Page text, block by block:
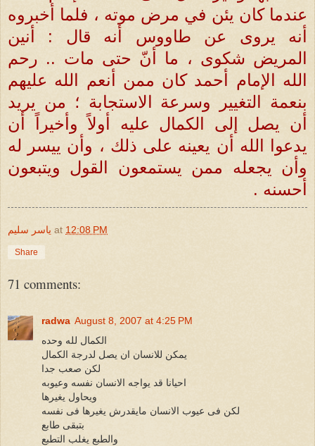
عندما كان يئن في مرض موته ، فلما أخبروه
أنه يروى عن طاووس أنه قال : أنين
المريض شكوى ، ما أنّ حتى مات .. رحم
الله الإمام أحمد كان ممن أنعم الله عليهم
بنعمة التغيير وسرعة الاستجابة ؛ من يريد
أن يصل إلى الكمال عليه أولاً وأخيراً أن
يدعوا الله أن يعينه على ذلك ، وأن ييسر له
وأن يجعله ممن يستمعون القول ويتبعون
أحسنه .
ياسر سليم at 12:08 PM
Share
71 comments:
radwa August 8, 2007 at 4:25 PM
الكمال لله وحده
يمكن للانسان ان يصل لدرجة الكمال
لكن صعب جدا
احيانا قد يواجه الانسان نفسه وعيوبه
ويحاول يغيرها
لكن فى عيوب الانسان مايقدرش يغيرها فى نفسه
بتبقى طابع
والطبع يغلب التطبع